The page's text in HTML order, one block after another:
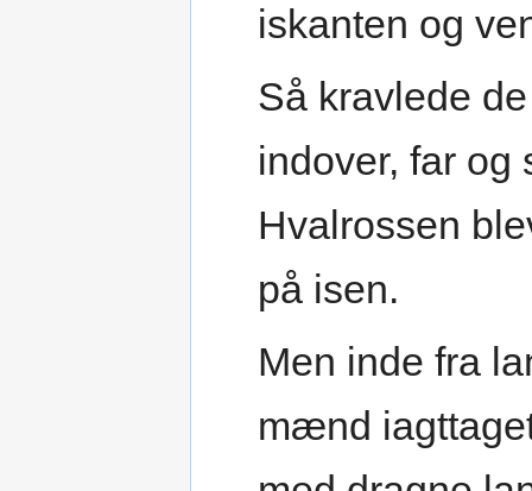
iskanten og
Så kravlede
indover, far
Hvalrossen
på isen.
Men inde fra
mænd